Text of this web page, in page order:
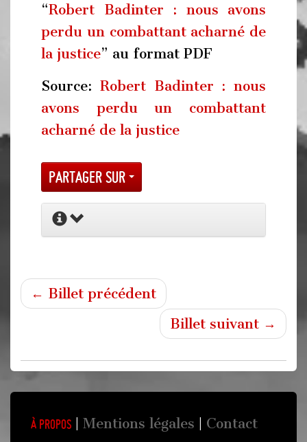
“Robert Badinter : nous avons
perdu un combattant acharné de
la justice” au format PDF
Source: Robert Badinter : nous
avons perdu un combattant
acharné de la justice
Partager sur
← Billet précédent
Billet suivant →
À propos Mentions légales Contact